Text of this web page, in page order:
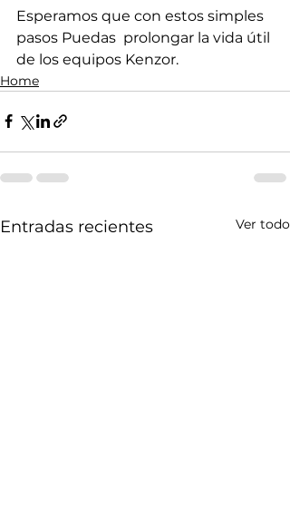
Esperamos que con estos simples
pasos Puedas  prolongar la vida útil
de los equipos Kenzor.
Home
Entradas recientes Ver todo